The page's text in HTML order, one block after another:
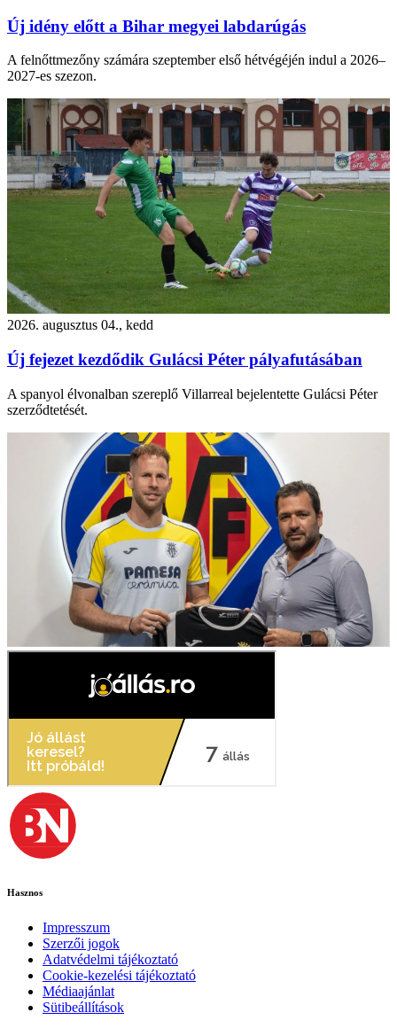
Új idény előtt a Bihar megyei labdarúgás
A felnőttmezőny számára szeptember első hétvégéjén indul a 2026–
2027-es szezon.
2026. augusztus 04., kedd
Új fejezet kezdődik Gulácsi Péter pályafutásában
A spanyol élvonalban szereplő Villarreal bejelentette Gulácsi Péter
szerződtetését.
Hasznos
Impresszum
Szerzői jogok
Adatvédelmi tájékoztató
Cookie-kezelési tájékoztató
Médiaajánlat
Sütibeállítások